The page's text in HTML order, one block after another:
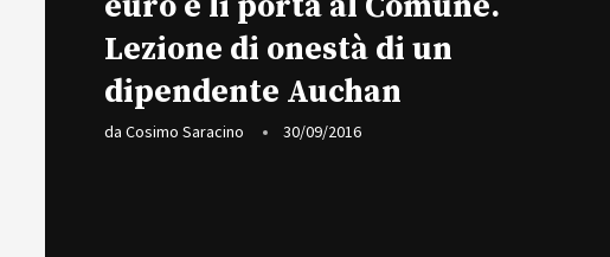
Lezione di onestà di un
dipendente Auchan
da Cosimo Saracino 30/09/2016